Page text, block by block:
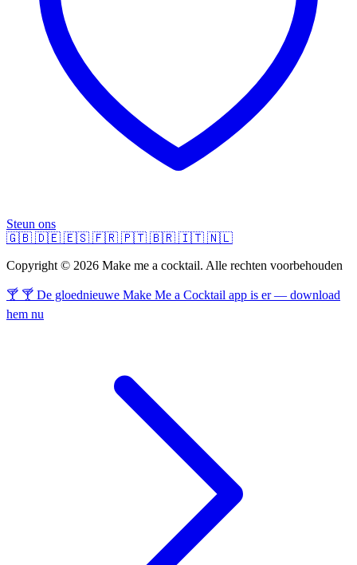
Steun ons
🇬🇧 🇩🇪 🇪🇸 🇫🇷 🇵🇹 🇧🇷 🇮🇹 🇳🇱
Copyright © 2026 Make me a cocktail. Alle rechten voorbehouden
🍸 🍸 De gloednieuwe Make Me a Cocktail app is er — download
hem nu